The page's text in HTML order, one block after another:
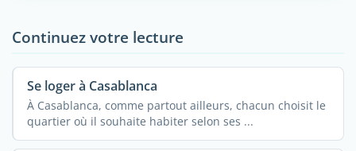
Continuez votre lecture
Se loger à Casablanca
À Casablanca, comme partout ailleurs, chacun choisit le
quartier où il souhaite habiter selon ses ...